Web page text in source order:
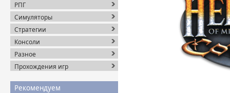
РПГ
Симуляторы
Стратегии
Консоли
Разное
Прохождения игр
Рекомендуем